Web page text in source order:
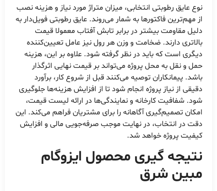
نوع عایق رطوبتی انتخابی، میزان متراژ مورد نیاز و هزینه نصب
از مهم‌ترین فاکتورها به شمار می‌روند. عایق رطوبتی فویل‌دار به
دلیل مقاومت بیشتر در برابر تابش آفتاب معمولا قیمت
بالاتری دارند. ضخامت و وزن هر رول نیز عامل تعیین‌کننده
دیگری است که باید در نظر گرفته شود. علاوه بر این، هزینه
حمل و نقل به محل پروژه می‌تواند بر قیمت نهایی اثرگذار
باشد. پیمانکاران توصیه می‌کنند قبل از شروع کار، برآورد
دقیقی از نیاز پروژه انجام شود تا از افزایش هزینه‌ها جلوگیری
شود. شفافیت کارخانه و نمایندگی‌ها در ارائه لیست قیمت،
امکان تصمیم‌گیری آگاهانه را برای مشتریان فراهم می‌کند. این
دقت در انتخاب، در نهایت موجب صرفه‌جویی مالی و افزایش
کیفیت پروژه خواهد شد.
نتیجه گیری محصول ایزوگام
مبین شرق